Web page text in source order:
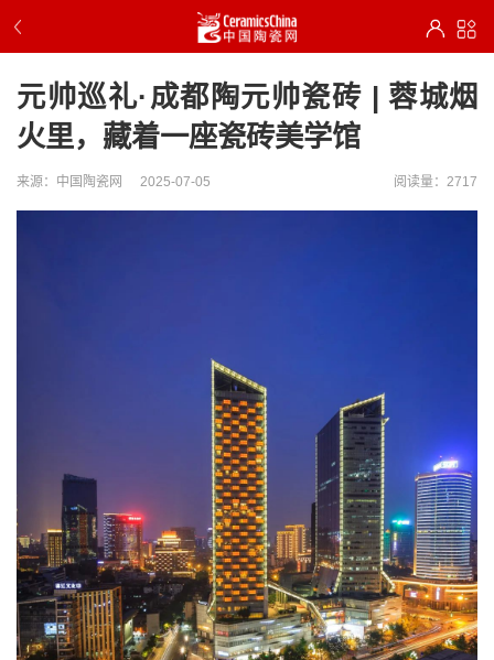
元帅巡礼·成都陶元帅瓷砖 | 蓉城烟
火里，藏着一座瓷砖美学馆
来源：中国陶瓷网 2025-07-05 阅读量：2717